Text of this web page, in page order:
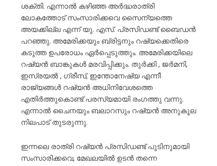
ശക്തി. എന്നാൽ കഴിഞ്ഞ അർദ്ധരാത്രി
ലോകത്തോട് സംസാരിക്കവെ സൈന്യത്തെ
അയക്കില്ല എന്ന് യു. എസ്. പ്രസിഡണ്ട് ബൈഡൻ
പറഞ്ഞു. അമേരിക്കയും ബ്രിട്ടനും റഷ്യക്കെതിരെ
കടുത്ത ഉപരോധം ഏർപ്പെടുത്തും. അമേരിക്കയിലെ
റഷ്യൻ ബാങ്കുകൾ മരവിപ്പിക്കും. തുർക്കി , ജർമനി,
ഇസ്രയൽ , ഗ്രീസ്, ഇന്തോനേഷ്യ എന്നീ
രാജ്യങ്ങൾ റഷ്യൻ അധിനിവേശത്തെ
എതിർത്തുകൊണ്ട് പരസ്യമായി രംഗത്തു വന്നു.
എന്നാൽ ചൈനയും ബലാറസും റഷ്യൻ അനുകൂല
നിലപാട് തുടരുന്നു.
ഇന്നലെ രാത്രി റഷ്യൻ പ്രസിഡണ്ട് പുടിനുമായി
സംസാരിക്കവെ, മേഖലയിൽ ഉടൻ തന്നെ